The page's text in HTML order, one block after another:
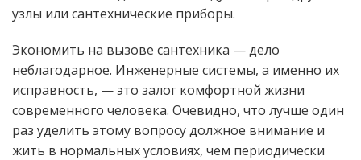
узлы или сантехнические приборы.
Экономить на вызове сантехника — дело
неблагодарное. Инженерные системы, а именно их
исправность, — это залог комфортной жизни
современного человека. Очевидно, что лучше один
раз уделить этому вопросу должное внимание и
жить в нормальных условиях, чем периодически